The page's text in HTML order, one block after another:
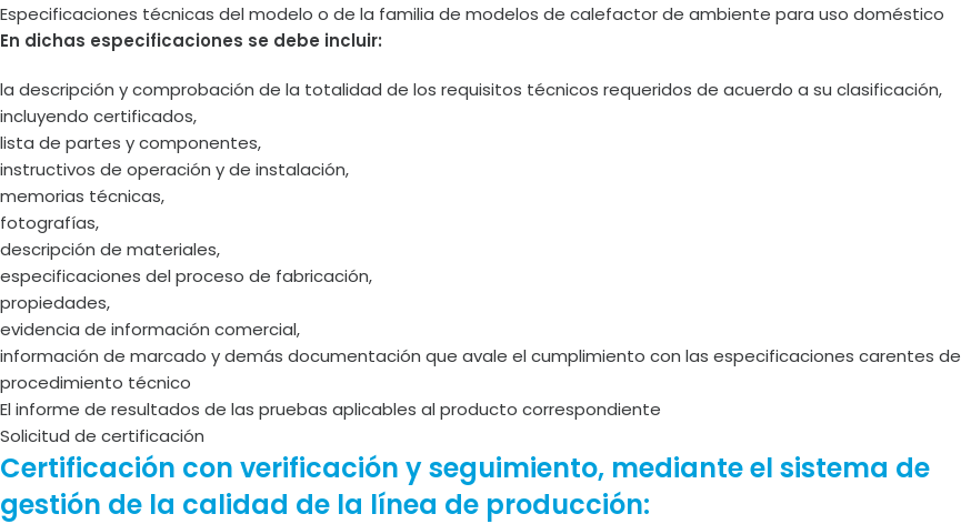
Especificaciones técnicas del modelo o de la familia de modelos de calefactor de ambiente para uso doméstico
En dichas especificaciones se debe incluir:
la descripción y comprobación de la totalidad de los requisitos técnicos requeridos de acuerdo a su clasificación,
incluyendo certificados,
lista de partes y componentes,
instructivos de operación y de instalación,
memorias técnicas,
fotografías,
descripción de materiales,
especificaciones del proceso de fabricación,
propiedades,
evidencia de información comercial,
información de marcado y demás documentación que avale el cumplimiento con las especificaciones carentes de
procedimiento técnico
El informe de resultados de las pruebas aplicables al producto correspondiente
Solicitud de certificación
Certificación con verificación y seguimiento, mediante el sistema de
gestión de la calidad de la línea de producción: